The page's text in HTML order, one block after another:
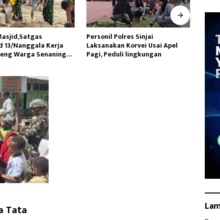
Sinjai
Korvei Usai Apel
lingkungan
Tingkatkan Kualitas Kesehatan
Masyarakat,Kilang Balongan
Edukasi Perawatan Gigi
Tata